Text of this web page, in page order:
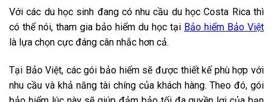
Với các du học sinh đang có nhu cầu du học Costa Rica thì
có thể nói, tham gia bảo hiểm du học tại Bảo hiểm Bảo Việt
là lựa chọn cực đáng cân nhắc hơn cả.
Tại Bảo Việt, các gói bảo hiểm sẽ được thiết kế phù hợp với
nhu cầu và khả năng tài chíng của khách hàng. Theo đó, gói